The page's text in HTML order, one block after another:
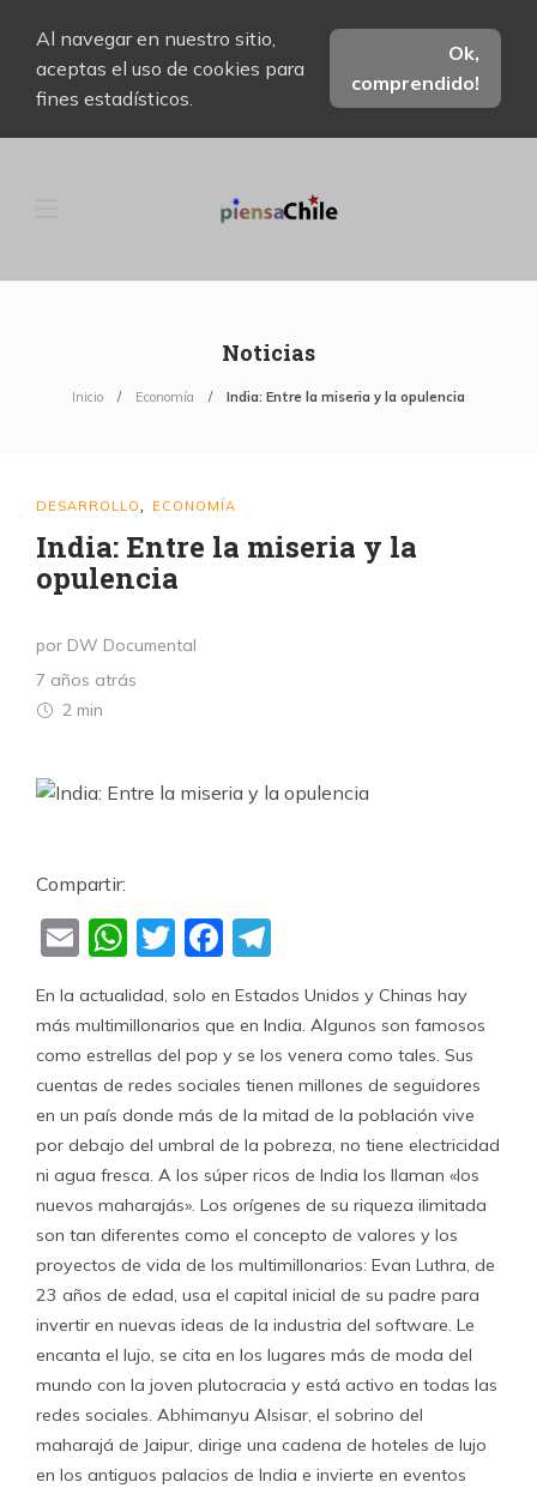
Al navegar en nuestro sitio,
aceptas el uso de cookies para
fines estadísticos.
Ok,
comprendido!
Noticias
Inicio Economía India: Entre la miseria y la opulencia
DESARROLLO ECONOMÍA
India: Entre la miseria y la
opulencia
por DW Documental
7 años atrás
2 min
Compartir:
EmailWhatsApp
TwitterFacebook
En la actualidad, solo en Estados Unidos y Chinas hay
más multimillonarios que en India. Algunos son famosos
como estrellas del pop y se los venera como tales. Sus
cuentas de redes sociales tienen millones de seguidores
en un país donde más de la mitad de la población vive
por debajo del umbral de la pobreza, no tiene electricidad
ni agua fresca. A los súper ricos de India los llaman «los
nuevos maharajás». Los orígenes de su riqueza ilimitada
son tan diferentes como el concepto de valores y los
proyectos de vida de los multimillonarios: Evan Luthra, de
23 años de edad, usa el capital inicial de su padre para
invertir en nuevas ideas de la industria del software. Le
encanta el lujo, se cita en los lugares más de moda del
mundo con la joven plutocracia y está activo en todas las
redes sociales. Abhimanyu Alsisar, el sobrino del
maharajá de Jaipur, dirige una cadena de hoteles de lujo
en los antiguos palacios de India e invierte en eventos